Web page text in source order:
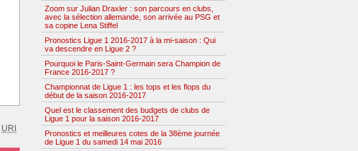
URI
Zoom sur Julian Draxler : son parcours en clubs,
avec la sélection allemande, son arrivée au PSG et
sa copine Lena Stiffel
Pronostics Ligue 1 2016-2017 à la mi-saison : Qui
va descendre en Ligue 2 ?
Pourquoi le Paris-Saint-Germain sera Champion de
France 2016-2017 ?
Championnat de Ligue 1 : les tops et les flops du
début de la saison 2016-2017
Quel est le classement des budgets de clubs de
Ligue 1 pour la saison 2016-2017
Pronostics et meilleures cotes de la 38ème journée
de Ligue 1 du samedi 14 mai 2016